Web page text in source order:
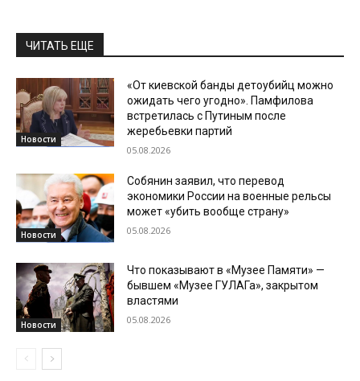
ЧИТАТЬ ЕЩЕ
Новости
«От киевской банды детоубийц можно
ожидать чего угодно». Памфилова
встретилась с Путиным после
жеребьевки партий
05.08.2026
Новости
Собянин заявил, что перевод
экономики России на военные рельсы
может «убить вообще страну»
05.08.2026
Новости
Что показывают в «Музее Памяти» —
бывшем «Музее ГУЛАГа», закрытом
властями
05.08.2026